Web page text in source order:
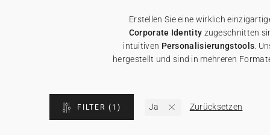
Lustige Weihnachtskarten
Weihnachtliche Karten
Weihnachtskarten-Video Premium
Weihnachtskarten mit Schokolade
Karte mit zwei Schokoladen
Werbeartikel für Unternehmen
Geschenkgutscheine
Erstellen Sie eine wirklich
Corporate Identity zugeschnitten
intuitiven Personalisierungstools .
hergestellt und sind in mehreren
FILTER(1) Ja Zurücksetzen